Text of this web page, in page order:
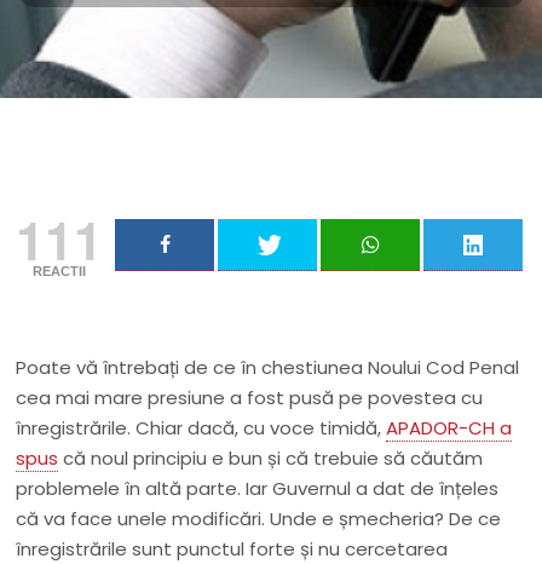
111
REACTII
Poate vă întrebați de ce în chestiunea Noului Cod Penal
cea mai mare presiune a fost pusă pe povestea cu
înregistrările. Chiar dacă, cu voce timidă,APADOR-CH a
spus că noul principiu e bun și că trebuie să căutăm
problemele în altă parte. Iar Guvernul a dat de înțeles
că va face unele modificări. Unde e șmecheria? De ce
înregistrările sunt punctul forte și nu cercetarea